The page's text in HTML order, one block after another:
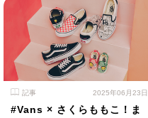
記事 2025年06月23日
#Vans × さくらももこ！ま